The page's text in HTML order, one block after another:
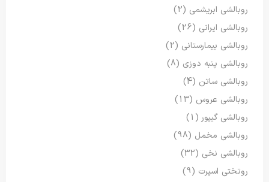
روبالشی ابریشمی (2)
روبالشی ایرانی (26)
روبالشی بیمارستانی (2)
روبالشی پنبه دوزی (8)
روبالشی ساتن (4)
روبالشی عروس (13)
روبالشی گیپور (1)
روبالشی مخمل (98)
روبالشی نخی (32)
روتختی اسپرت (9)